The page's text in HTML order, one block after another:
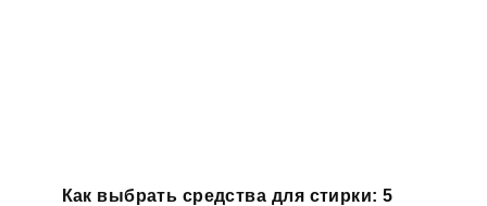
Как выбрать средства для стирки: 5